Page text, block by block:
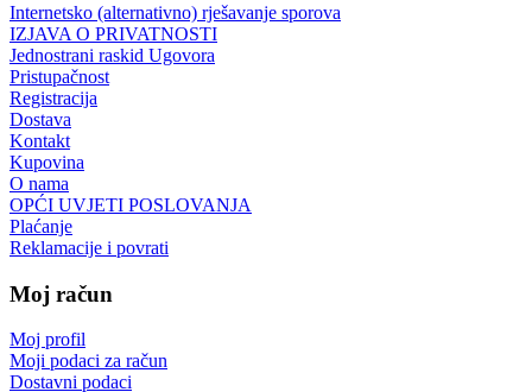
Internetsko (alternativno) rješavanje sporova
IZJAVA O PRIVATNOSTI
Jednostrani raskid Ugovora
Pristupačnost
Registracija
Dostava
Kontakt
Kupovina
O nama
OPĆI UVJETI POSLOVANJA
Plaćanje
Reklamacije i povrati
Moj račun
Moj profil
Moji podaci za račun
Dostavni podaci